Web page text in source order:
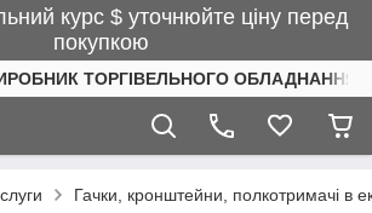
курс $ уточнюйте ціну перед
покупкою
ТОРГІВЕЛЬНОГО ОБЛАДНАННЯ
Гачки, кронштейни, полкотримачі в